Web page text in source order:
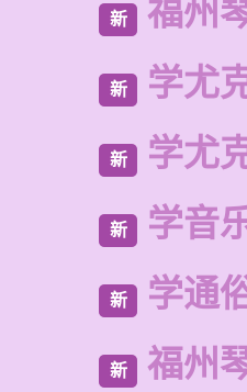
新 福州
新 学尤
新 学尤
新 学音
新 学通
新 福州